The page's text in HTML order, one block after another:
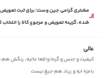
ماکزیمم دمای شستشو:30 درجه سانتی‌گراد
امکان خشک‌شویی:دارد
قسمت پشت کاپشن
مناسب برای فصول:سرد
سایر توضیحات:جنس آستر و پارچه
مشتری گرامی جین وست؛ برای ثبت
شده، گزینه تعویض و مرجوع کالا را
عالی
کیفیت و جنس و گرما واقعا عالیه، رنگش
بامزه ایه و زیاد هم جیغ نیست